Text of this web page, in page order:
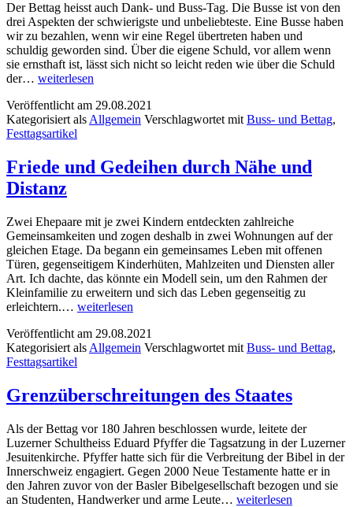
Der Bettag heisst auch Dank- und Buss-Tag. Die Busse ist von den
drei Aspekten der schwierigste und unbeliebteste. Eine Busse haben
wir zu bezahlen, wenn wir eine Regel übertreten haben und
schuldig geworden sind. Über die eigene Schuld, vor allem wenn
sie ernsthaft ist, lässt sich nicht so leicht reden wie über die Schuld
der… Busse
–
Einbussen
sind
weiterlesen
Veröffentlicht am 29.08.2021
Kategorisiert als Allgemein Verschlagwortet mit Buss- und Bettag,
Festtagsartikel
Friede und Gedeihen durch Nähe und
Distanz
Zwei Ehepaare mit je zwei Kindern entdeckten zahlreiche
Gemeinsamkeiten und zogen deshalb in zwei Wohnungen auf der
gleichen Etage. Da begann ein gemeinsames Leben mit offenen
Türen, gegenseitigem Kinderhüten, Mahlzeiten und Diensten aller
Art. Ich dachte, das könnte ein Modell sein, um den Rahmen der
Kleinfamilie zu erweitern und sich das Leben gegenseitig zu
erleichtern.… Friede
Gedeihen
durch
Nähe
Distanz
weiterlesen
Veröffentlicht am 29.08.2021
Kategorisiert als Allgemein Verschlagwortet mit Buss- und Bettag,
Festtagsartikel
Grenzüberschreitungen des Staates
Als der Bettag vor 180 Jahren beschlossen wurde, leitete der
Luzerner Schultheiss Eduard Pfyffer die Tagsatzung in der Luzerner
Jesuitenkirche. Pfyffer hatte sich für die Verbreitung der Bibel in der
Innerschweiz engagiert. Gegen 2000 Neue Testamente hatte er in
den Jahren zuvor von der Basler Bibelgesellschaft bezogen und sie
an Studenten, Handwerker und arme Leute… Grenzüberschreitungen
weiterlesen